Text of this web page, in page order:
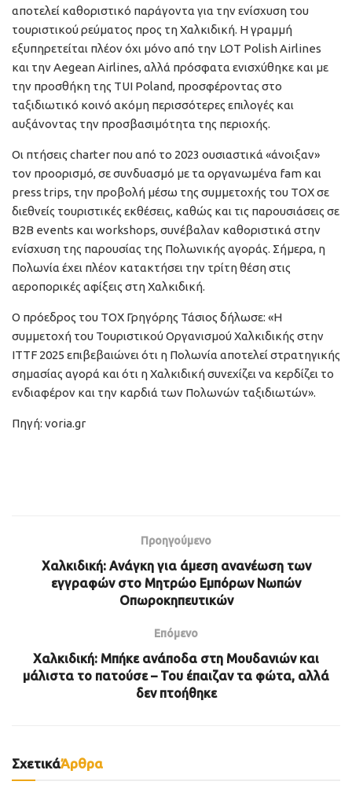
αποτελεί καθοριστικό παράγοντα για την ενίσχυση του
τουριστικού ρεύματος προς τη Χαλκιδική. Η γραμμή
εξυπηρετείται πλέον όχι μόνο από την LOT Polish Airlines
και την Aegean Airlines, αλλά πρόσφατα ενισχύθηκε και με
την προσθήκη της TUI Poland, προσφέροντας στο
ταξιδιωτικό κοινό ακόμη περισσότερες επιλογές και
αυξάνοντας την προσβασιμότητα της περιοχής.
Οι πτήσεις charter που από το 2023 ουσιαστικά «άνοιξαν»
τον προορισμό, σε συνδυασμό με τα οργανωμένα fam και
press trips, την προβολή μέσω της συμμετοχής του ΤΟΧ σε
διεθνείς τουριστικές εκθέσεις, καθώς και τις παρουσιάσεις σε
B2B events και workshops, συνέβαλαν καθοριστικά στην
ενίσχυση της παρουσίας της Πολωνικής αγοράς. Σήμερα, η
Πολωνία έχει πλέον κατακτήσει την τρίτη θέση στις
αεροπορικές αφίξεις στη Χαλκιδική.
Ο πρόεδρος του ΤΟΧ Γρηγόρης Τάσιος δήλωσε: «Η
συμμετοχή του Τουριστικού Οργανισμού Χαλκιδικής στην
ITTF 2025 επιβεβαιώνει ότι η Πολωνία αποτελεί στρατηγικής
σημασίας αγορά και ότι η Χαλκιδική συνεχίζει να κερδίζει το
ενδιαφέρον και την καρδιά των Πολωνών ταξιδιωτών».
Πηγή: voria.gr
Προηγούμενο
Χαλκιδική: Ανάγκη για άμεση ανανέωση των
εγγραφών στο Μητρώο Εμπόρων Νωπών
Οπωροκηπευτικών
Επόμενο
Χαλκιδική: Μπήκε ανάποδα στη Μουδανιών και
μάλιστα το πατούσε – Του έπαιζαν τα φώτα, αλλά
δεν πτοήθηκε
ΣχετικάΆρθρα